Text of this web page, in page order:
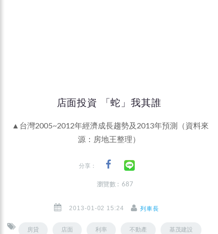
店面投資 「蛇」我其誰
▲台灣2005~2012年經濟成長趨勢及2013年預測（資料來
源：房地王整理）
分享：
瀏覽數 : 687
2013-01-02 15:24 列車長
房貸 店面 利率 不動產 基茂建設